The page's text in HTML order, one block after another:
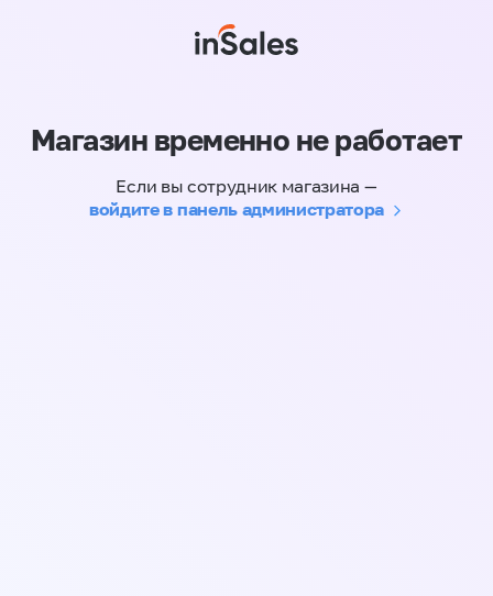
Магазин временно не работает
Если вы сотрудник магазина —
войдите в панель администратора